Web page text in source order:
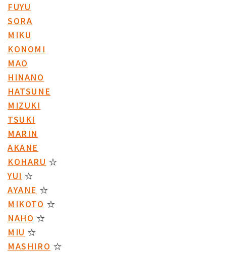
FUYU
SORA
MIKU
KONOMI
MAO
HINANO
HATSUNE
MIZUKI
TSUKI
MARIN
AKANE
KOHARU ☆
YUI ☆
AYANE ☆
MIKOTO ☆
NAHO ☆
MIU ☆
MASHIRO ☆